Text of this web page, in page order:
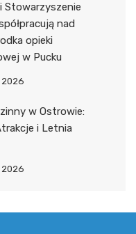
Stowarzyszenie
nad
opieki
w Pucku
w Ostrowie:
i Letnia